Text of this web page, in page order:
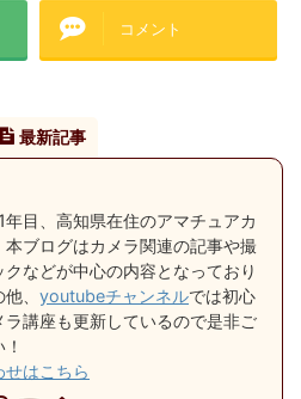
コメント
最新記事
年目、高知県在住のアマチュアカ
本ブログはカメラ関連の記事や撮
クなどが中心の内容となっており
、 youtubeチャンネルでは初心
ラ講座も更新しているので是非ご
せはこちら